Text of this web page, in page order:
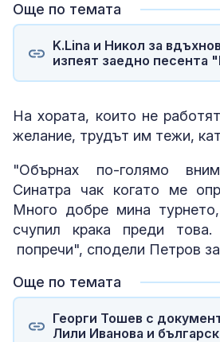
Още по темата
K.Lina и Никол за
изпеят заедно песента
На хората, които не
желание, трудът им тежи,
"Обърнах по-голямо
Синатра чак когато ме
Много добре мина
счупил крака преди
попречи", сподели Петров за
Още по темата
Георги Тошев с
Лили Иванова и